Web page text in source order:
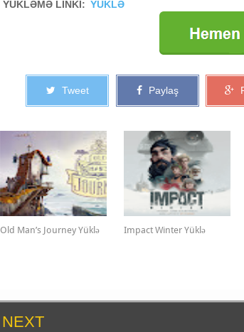
YÜKLƏMƏ LİNKİ: YÜKLƏ
Tweet Paylaş
Old Man’s Journey Yüklə Impact Winter Yüklə
NEXT